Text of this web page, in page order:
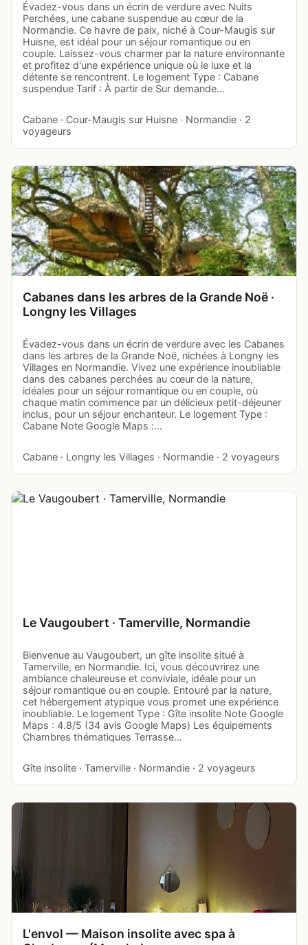
Évadez-vous dans un écrin de verdure avec Nuits
Perchées, une cabane suspendue au cœur de la
Normandie. Ce havre de paix, niché à Cour-Maugis sur
Huisne, est idéal pour un séjour romantique ou en
couple. Laissez-vous charmer par la nature environnante
et profitez d'une expérience unique où le luxe et la
détente se rencontrent. Le logement Type : Cabane
suspendue Tarif : À partir de Sur demande…
Cabane · Cour-Maugis sur Huisne · Normandie · 2
voyageurs
Cabanes dans les arbres de la Grande Noë ·
Longny les Villages
Évadez-vous dans un écrin de verdure avec les Cabanes
dans les arbres de la Grande Noë, nichées à Longny les
Villages en Normandie. Vivez une expérience inoubliable
dans des cabanes perchées au cœur de la nature,
idéales pour un séjour romantique ou en couple, où
chaque matin commence par un délicieux petit-déjeuner
inclus, pour un séjour enchanteur. Le logement Type :
Cabane Note Google Maps :…
Cabane · Longny les Villages · Normandie · 2 voyageurs
Le Vaugoubert · Tamerville, Normandie
Bienvenue au Vaugoubert, un gîte insolite situé à
Tamerville, en Normandie. Ici, vous découvrirez une
ambiance chaleureuse et conviviale, idéale pour un
séjour romantique ou en couple. Entouré par la nature,
cet hébergement atypique vous promet une expérience
inoubliable. Le logement Type : Gîte insolite Note Google
Maps : 4.8/5 (34 avis Google Maps) Les équipements
Chambres thématiques Terrasse…
Gîte insolite · Tamerville · Normandie · 2 voyageurs
L'envol — Maison insolite avec spa à